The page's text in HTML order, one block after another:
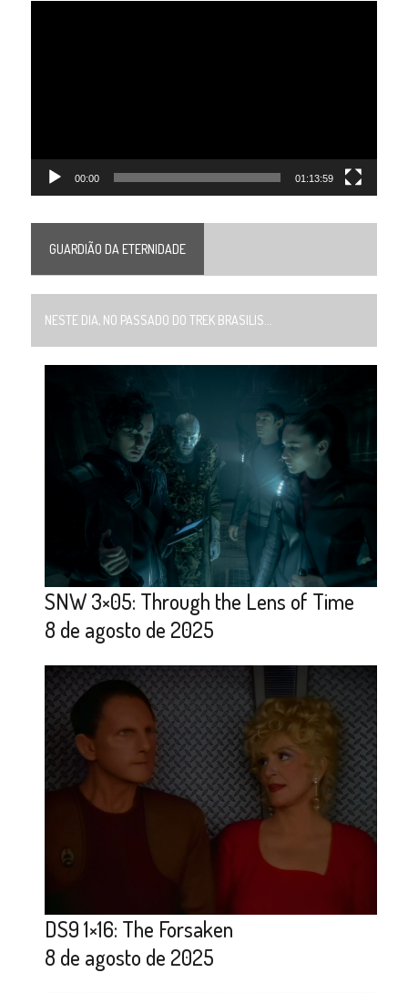
00:00 01:13:59
GUARDIÃO DA ETERNIDADE
NESTE DIA, NO PASSADO DO TREK BRASILIS...
SNW 3×05: Through the Lens of Time
8 de agosto de 2025
DS9 1×16: The Forsaken
8 de agosto de 2025